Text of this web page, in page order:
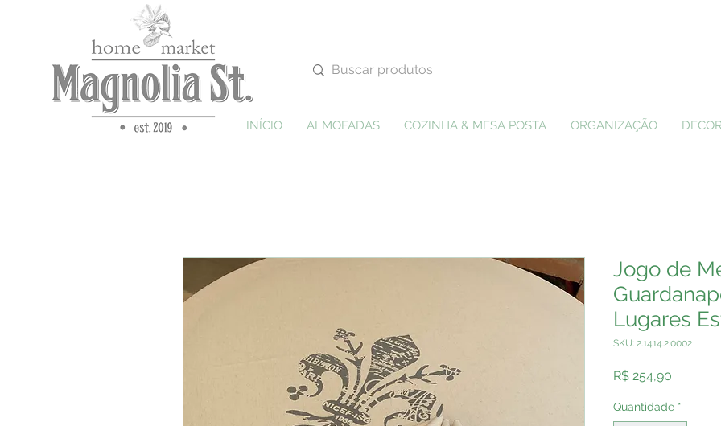
INÍCIO ALMOFADAS COZINHA & MESA POSTA ORGANIZAÇÃO
Jogo de
Lugares
SKU: 2.1414.2.0002
R$ 254,90
Quantidade *